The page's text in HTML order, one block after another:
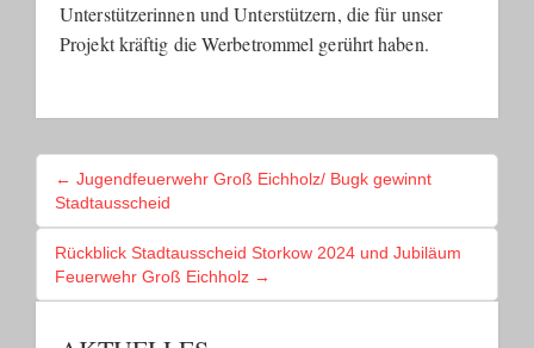
Unterstützerinnen und Unterstützern, die für unser
Projekt kräftig die Werbetrommel gerührt haben.
BEITRAGSNAVIGATION
← Jugendfeuerwehr Groß Eichholz/ Bugk gewinnt
Stadtausscheid
Rückblick Stadtausscheid Storkow 2024 und Jubiläum
Feuerwehr Groß Eichholz →